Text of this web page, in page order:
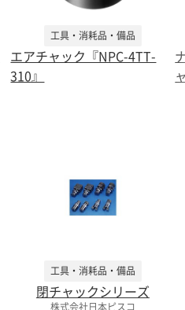
工具・消耗品・備品
エアチャック『NPC-4TT-
310』
工具・消耗品・備品
閉チャックシリーズ
株式会社日本ピスコ